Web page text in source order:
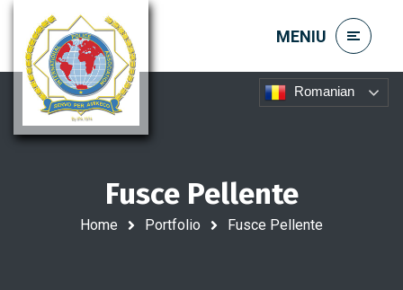
Fusce Pellente
Home Portfolio Fusce Pellente
Romanian